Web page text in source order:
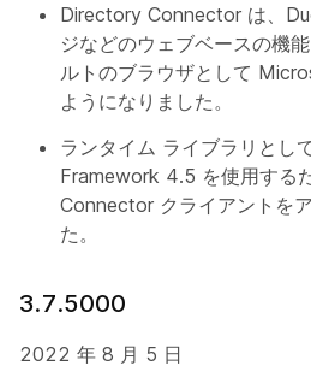
Directory Connector は、
ジなどのウェブベースの機
ルトのブラウザとして
ようになりました。
ランタイム ライブラリとし
Framework 4.5 を使用する
Connector クライアントを
た。
3.7.5000
2022 年 8 月 5 日